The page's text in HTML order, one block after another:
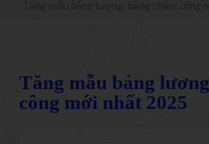
Tăng mẫu bảng
công mới nhất 2025
NHẬN NGAY